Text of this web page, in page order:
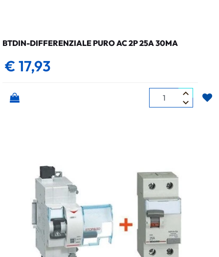
BTDIN-DIFFERENZIALE PURO AC 2P 25A 30MA
€ 17,93
Quantità